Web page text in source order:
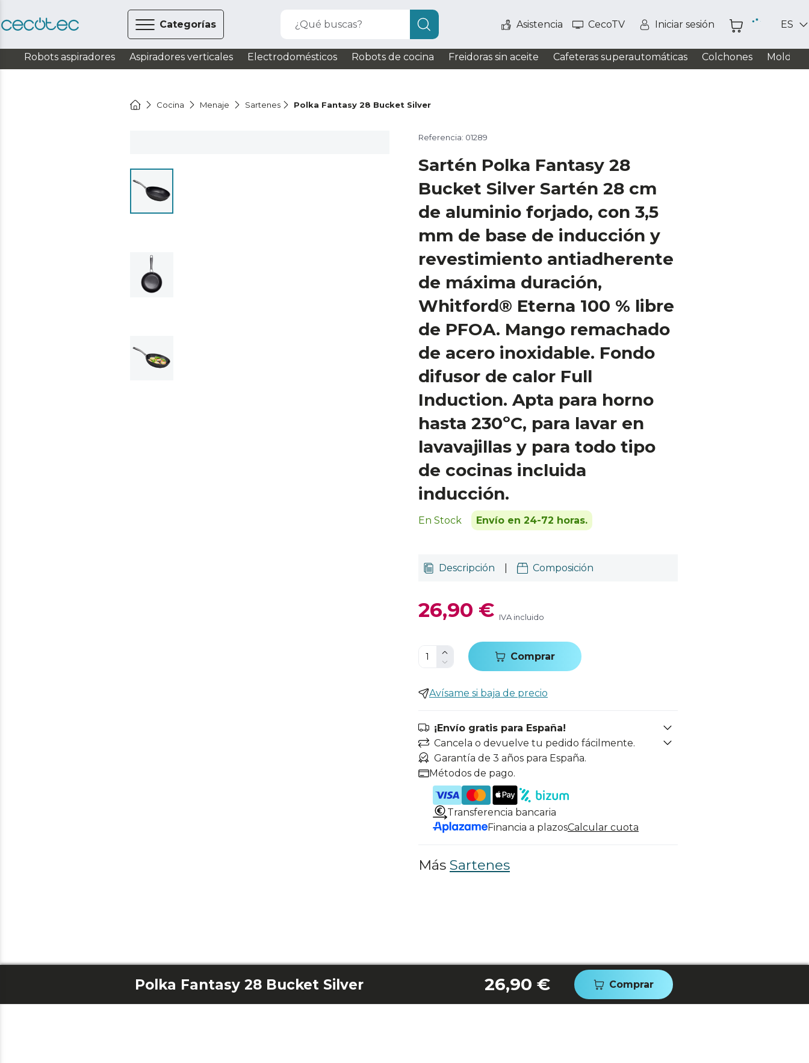
Categorías ¿Qué buscas? Asistencia CecoTV Iniciar sesión ES
Robots aspiradores Aspiradores verticales Electrodomésticos Robots de cocina Freidoras sin aceite Cafeteras superautomáticas Colchones
Cocina Menaje Sartenes Polka Fantasy 28 Bucket Silver
Referencia: 01289
Sartén Polka Fantasy 28
Bucket Silver Sartén 28 cm
de aluminio forjado, con 3,5
mm de base de inducción y
revestimiento antiadherente
de máxima duración,
Whitford® Eterna 100 % libre
de PFOA. Mango remachado
de acero inoxidable. Fondo
difusor de calor Full
Induction. Apta para horno
hasta 230ºC, para lavar en
lavavajillas y para todo tipo
de cocinas incluida
inducción.
En Stock Envío en 24-72 horas.
Descripción Composición
26,90 € IVA incluido
Comprar
Avísame si baja de precio
¡Envío gratis para España!
Cancela o devuelve tu pedido fácilmente.
Garantía de 3 años para España.
Métodos de pago.
Transferencia bancaria
Financia a plazosCalcular cuota
Más Sartenes
Polka Fantasy 28 Bucket Silver 26,90 € Comprar